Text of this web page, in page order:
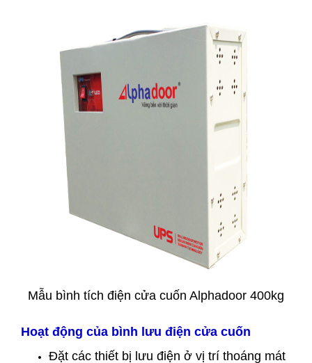
Mẫu bình tích điện cửa cuốn Alphadoor 400kg
Hoạt động của bình lưu điện cửa cuốn
Đặt các thiết bị lưu điện ở vị trí thoáng mát